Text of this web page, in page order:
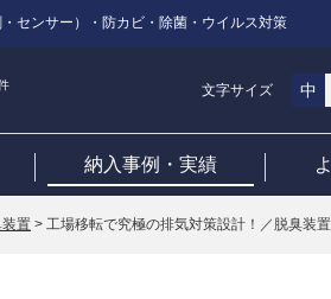
センサー）・防カビ・除菌・ウイルス対策
文字サイズ 中
納入事例・実績
置 > 工場移転で究極の排気対策設計！／脱臭装